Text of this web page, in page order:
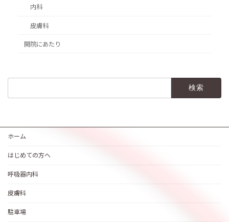
内科
皮膚科
開院にあたり
ホーム
はじめての方へ
呼吸器内科
皮膚科
駐車場